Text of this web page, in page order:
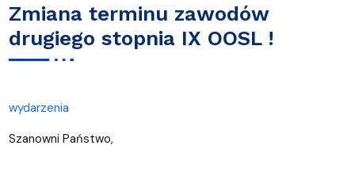
Zmiana terminu zawodów
drugiego stopnia IX OOSL !
wydarzenia
Szanowni Państwo,